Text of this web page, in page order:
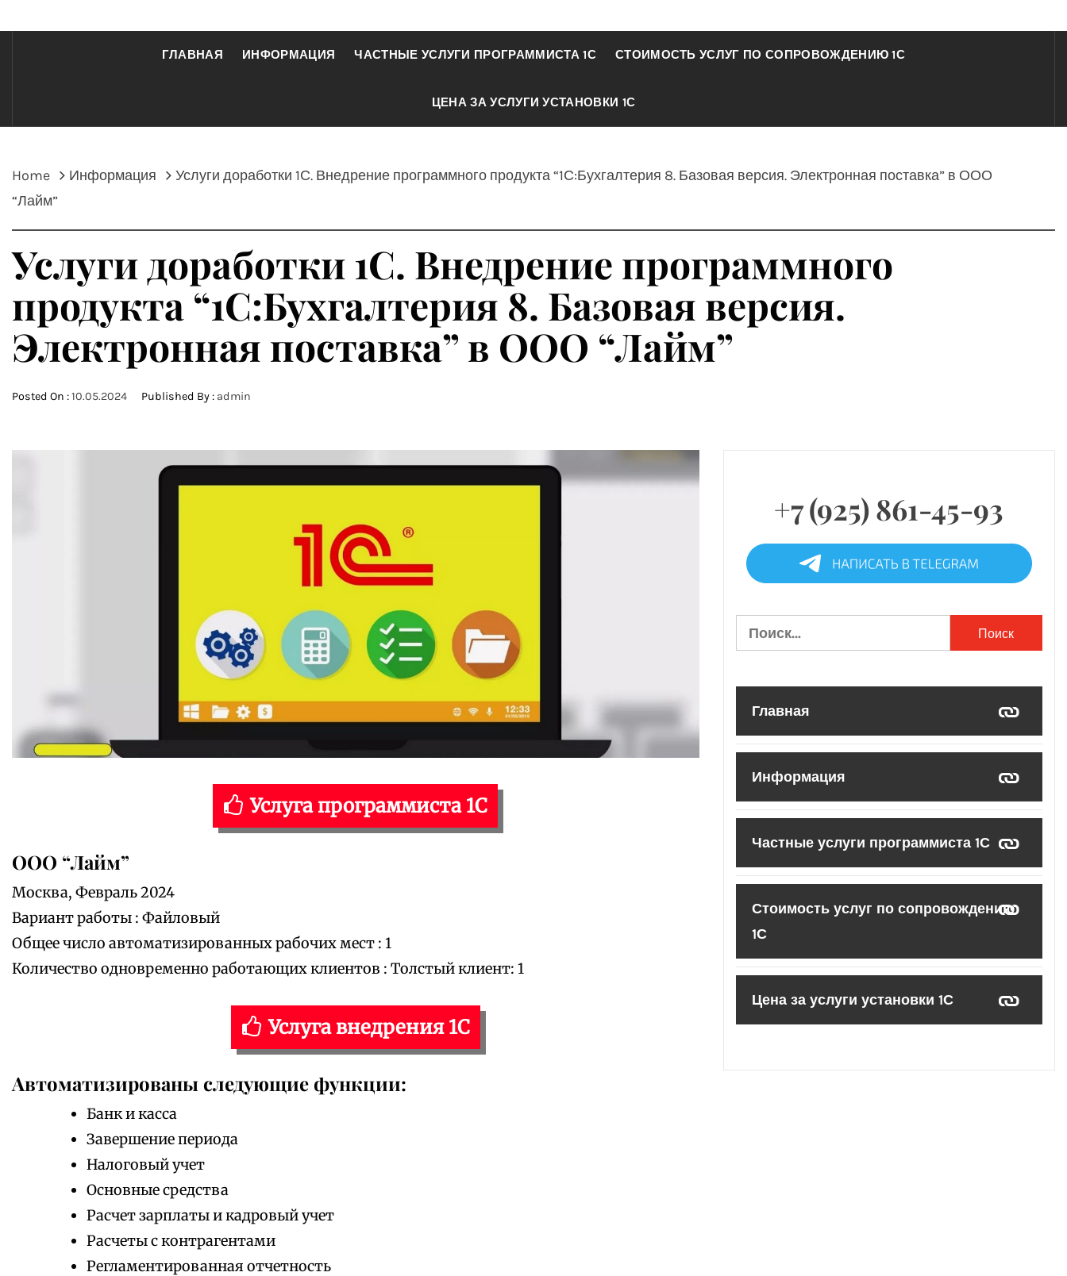
ГЛАВНАЯ ИНФОРМАЦИЯ ЧАСТНЫЕ УСЛУГИ ПРОГРАММИСТА 1С СТОИМОСТЬ УСЛУГ ПО СОПРОВОЖДЕНИЮ 1С
ЦЕНА ЗА УСЛУГИ УСТАНОВКИ 1С
Home Информация
Услуги доработки 1С. Внедрение программного продукта “1С:Бухгалтерия 8. Базовая версия. Электронная поставка” в ООО
“Лайм”
Услуги доработки 1С. Внедрение программного
продукта “1С:Бухгалтерия 8. Базовая версия.
Электронная поставка” в ООО “Лайм”
Posted On :10.05.2024 Published By : admin
Услуга программиста 1С
ООО “Лайм”
Москва, Февраль 2024
Вариант работы : Файловый
Общее число автоматизированных рабочих мест : 1
Количество одновременно работающих клиентов : Толстый клиент: 1
Услуга внедрения 1С
Автоматизированы следующие функции:
Банк и касса
Завершение периода
Налоговый учет
Основные средства
Расчет зарплаты и кадровый учет
Расчеты с контрагентами
Регламентированная отчетность
+7 (925) 861-45-93
Найти:
Главная
Информация
Частные услуги программиста 1С
Стоимость услуг по сопровождению
1С
Цена за услуги установки 1С